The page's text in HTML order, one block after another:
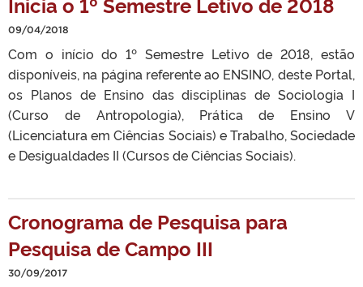
09/04/2018
Com o início do 1º Semestre Letivo de 2018, estão
disponíveis, na página referente ao ENSINO, deste Portal,
os Planos de Ensino das disciplinas de Sociologia I
(Curso de Antropologia), Prática de Ensino V
(Licenciatura em Ciências Sociais) e Trabalho, Sociedade
e Desigualdades II (Cursos de Ciências Sociais).
Cronograma de Pesquisa para
Pesquisa de Campo III
30/09/2017